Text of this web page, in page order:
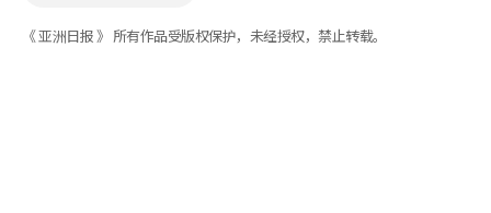
《 亚洲日报 》 所有作品受版权保护，未经授权，禁止转载。